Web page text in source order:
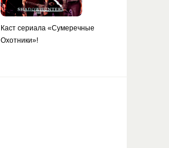
Каст сериала «Сумеречные
Охотники»!